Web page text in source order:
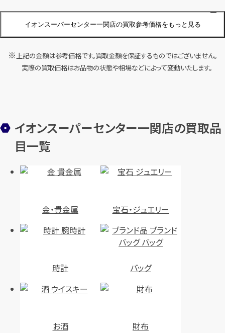
イオンスーパーセンター一関店の買取参考価格をもっと見る
店舗買取
カルティエ トリニティ ネックレス
750 全長約40.0cm
金・貴金属
金 ネックレス
店舗買取
カルティエ トリニティネックレス
750 全長約43.5㎝
金・貴金属 金 ネックレス
店舗買取
カルティエ バレリーナカーブハ
買取参考価格 68,000円
店舗買取
カルティエ ビーラブリング 750
＃55/約14号
上記の金額は参考価格です。買取金額を保証するものではございません。
実際の買取価格はお品物の状態や相場などによって変動いたします。
イオンスーパーセンター一関店の買取品
目一覧
金・貴金属 宝石・ジュエリー
時計 バッグ
お酒 財布